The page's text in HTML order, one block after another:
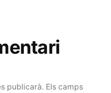
publicarà. Els camps